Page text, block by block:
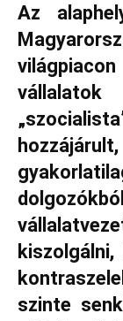
Az
szinte